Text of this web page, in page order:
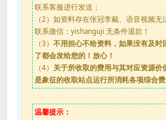
联系客服进行发送；
（2）如资料存在张冠李戴、语音视频
联系微信：yishanguji 无条件退款！
（3） 不用担心不给资料，如果没有及时
了都会发给您的！放心！
（4） 关于所收取的费用与其对应资源价
是象征的收取站点运行所消耗各项综合
温馨提示：